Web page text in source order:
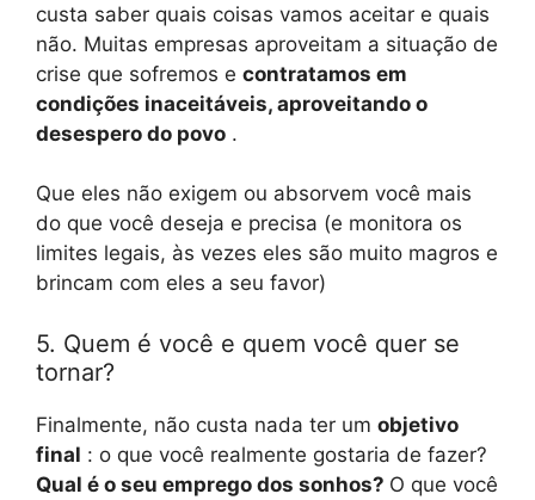
custa saber quais coisas vamos aceitar e quais
não. Muitas empresas aproveitam a situação de
crise que sofremos e contratamos em
condições inaceitáveis, aproveitando o
desespero do povo .
Que eles não exigem ou absorvem você mais
do que você deseja e precisa (e monitora os
limites legais, às vezes eles são muito magros e
brincam com eles a seu favor)
5. Quem é você e quem você quer se
tornar?
Finalmente, não custa nada ter um objetivo
final : o que você realmente gostaria de fazer?
Qual é o seu emprego dos sonhos? O que você